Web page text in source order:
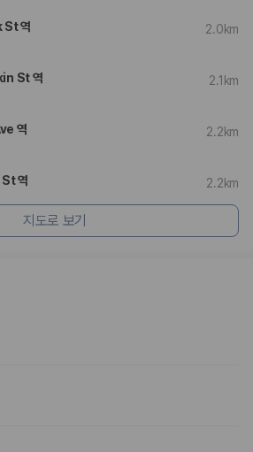
행, 장거리 이동에 적합하며 보험 조건과 차
는 것이 좋습니다.
가족 여행에 적합하며 인원수, 짐 공간, 보
야 합니다.
지 비교해야 진짜 가격비교입
에 따라 실제 부담 금액이 달라질 수 있습니
돕습니다.
조건을 원하는 사용자에게 적합합니다.
한 렌트카 가격비교 플랫폼
역
2.0km
St 역
2.1km
역
2.2km
역
2.2km
지도로 보기